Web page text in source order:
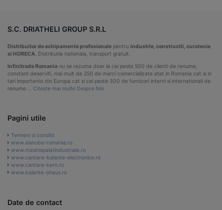
S.C. DRIATHELI GROUP S.R.L
Distribuitor de echipamente profesionale pentru industrie, constructii, curatenie
si HORECA. Distributie nationala, transport gratuit.
Infinitrade Romania nu se rezuma doar la cei peste 500 de clienti de renume,
constant deserviti, mai mult de 250 de marci comercializate atat in Romania cat si in
tari importante din Europa cat si cei peste 300 de furnizori interni si internationali de
renume … Citeste mai multe Despre Noi
Pagini utile
Termeni si conditii
www.danube-romania.ro
www.masinispalatindustriale.ro
www.cantare-balante-electronice.ro
www.cantare-kern.ro
www.balante-ohaus.ro
Date de contact